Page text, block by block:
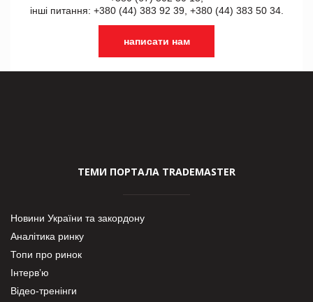
інші питання: +380 (44) 383 92 39, +380 (44) 383 50 34.
написати нам
ТЕМИ ПОРТАЛА TRADEMASTER
Новини України та закордону
Аналітика ринку
Топи про ринок
Інтерв’ю
Відео-тренінги